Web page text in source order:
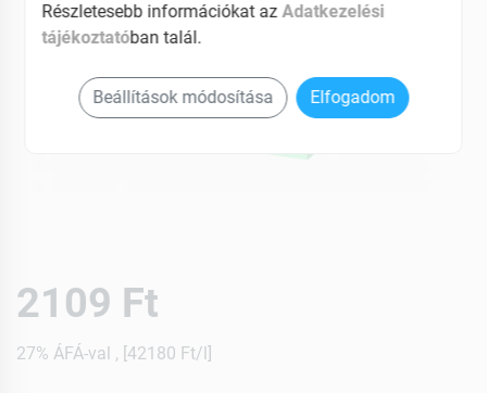
2109 Ft
27% ÁFÁ-val , [42180 Ft/l]
Részletesebb információkat azAdatkezelési
tájékoztatóban talál.
Beállítások módosítása Elfogadom